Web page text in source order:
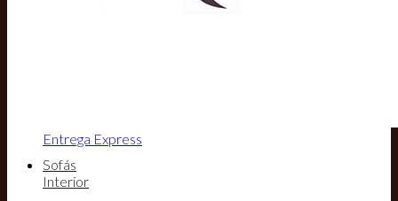
Entrega Express
Sofás
Interior